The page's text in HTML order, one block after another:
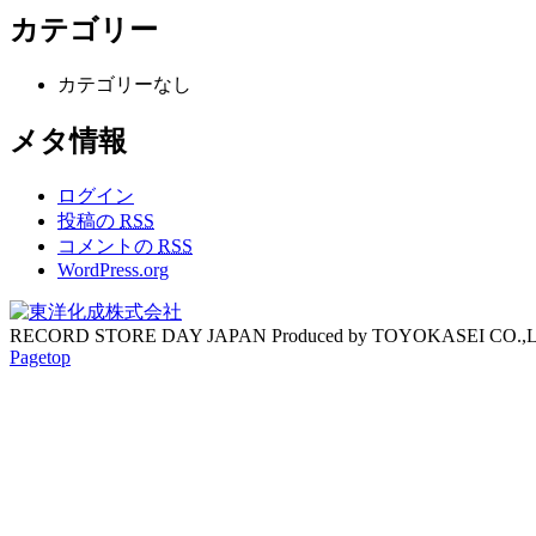
カテゴリー
カテゴリーなし
メタ情報
ログイン
投稿の RSS
コメントの RSS
WordPress.org
RECORD STORE DAY JAPAN Produced by TOYOKASEI
Pagetop